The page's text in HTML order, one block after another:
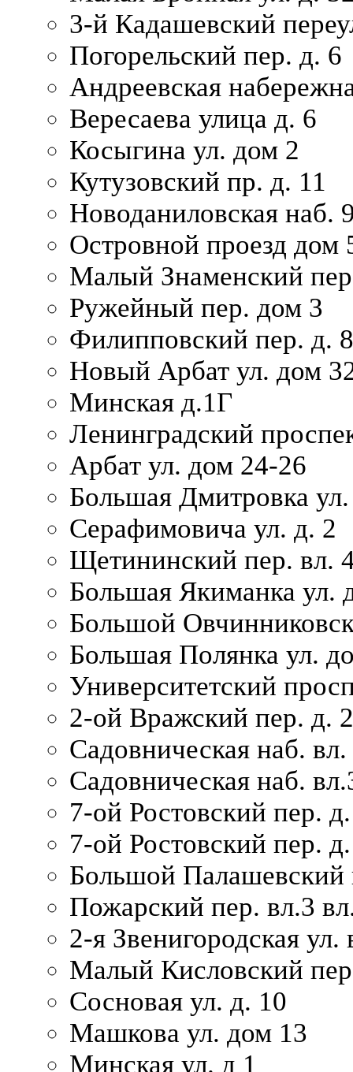
3-й Кадашевский
Погорельский пер. д. 6
Андреевская
Вересаева улица д. 6
Косыгина ул. дом 2
Кутузовский пр. д. 11
Новоданиловская наб.
Островной проезд дом
Малый Знаменский
Ружейный пер. дом 3
Филипповский пер. д. 8
Новый Арбат ул. дом
Минская д.1Г
Ленинградский
Арбат ул. дом 24-26
Большая Дмитровка
Серафимовича ул. д. 2
Щетининский пер. вл.
Большая Якиманка ул.
Большой
Большая Полянка ул.
Университетский
2-ой Вражский пер. д. 2
Садовническая наб.
Садовническая наб.
7-ой Ростовский пер.
7-ой Ростовский пер.
Большой Палашевский
Пожарский пер. вл.3
2-я Звенигородская ул.
Малый Кисловский
Сосновая ул. д. 10
Машкова ул. дом 13
Минская ул. д 1